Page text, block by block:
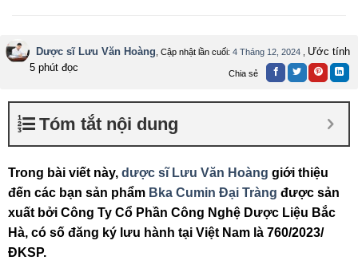
Dược sĩ Lưu Văn Hoàng , Cập nhật lần cuối: 4 Tháng 12, 2024
Ước tính
5 phút đọc
Chia sẻ
Tóm tắt nội dung
Trong bài viết này, dược sĩ Lưu Văn Hoàng giới thiệu
đến các bạn sản phẩm Bka Cumin Đại Tràng được sản
xuất bởi Công Ty Cổ Phần Công Nghệ Dược Liệu Bắc
Hà, có số đăng ký lưu hành tại Việt Nam là 760/2023/
ĐKSP.